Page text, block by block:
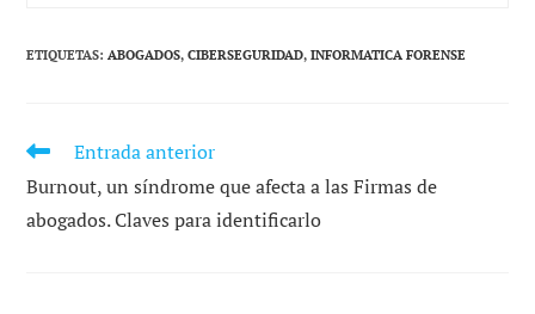
ETIQUETAS:ABOGADOS, CIBERSEGURIDAD, INFORMATICA FORENSE
LEER
ARTÍCULOS
Entrada anterior
Burnout, un síndrome que afecta a las Firmas de
abogados. Claves para identificarlo